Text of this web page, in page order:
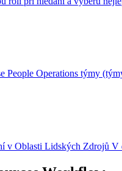
People Operations týmy
v Oblasti Lidských Zdrojů